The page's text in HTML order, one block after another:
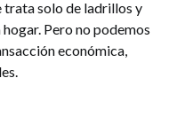
trata solo de ladrillos y
Pero no podemos
económica,